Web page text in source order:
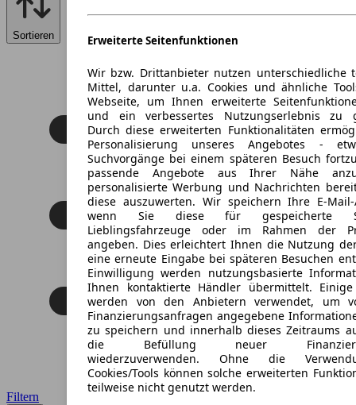
Sortieren
Filtern
Erweiterte Seitenfunktionen
Wir bzw. Drittanbieter nutzen unterschiedliche
Mittel, darunter u.a. Cookies und ähnliche
Webseite, um Ihnen erweiterte
und ein verbessertes Nutzungserlebnis zu
Durch diese erweiterten Funktionalitäten
Personalisierung unseres Angebotes -
Suchvorgänge bei einem späteren Besuch
passende Angebote aus Ihrer Nähe
personalisierte Werbung und Nachrichten
diese auszuwerten. Wir speichern Ihre E-Mail-
wenn Sie diese für gespeicherte
Lieblingsfahrzeuge oder im Rahmen der
angeben. Dies erleichtert Ihnen die Nutzung
eine erneute Eingabe bei späteren Besuchen
Einwilligung werden nutzungsbasierte
Ihnen kontaktierte Händler übermittelt. Einige
werden von den Anbietern verwendet, um
Finanzierungsanfragen angegebene
zu speichern und innerhalb dieses Zeitraums
die Befüllung neuer
wiederzuverwenden. Ohne die
Cookies/Tools können solche erweiterten
teilweise nicht genutzt werden.